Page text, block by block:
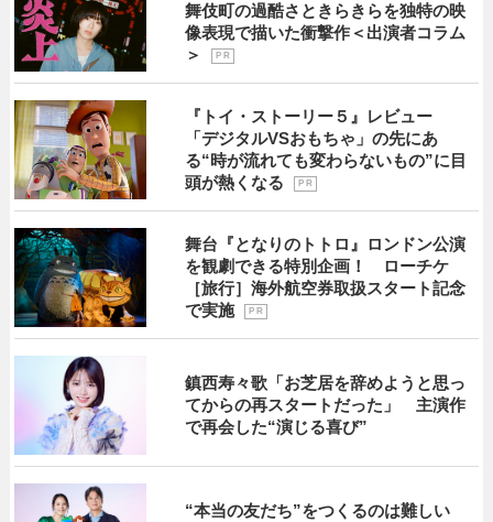
舞伎町の過酷さときらきらを独特の映
像表現で描いた衝撃作＜出演者コラム
＞
P R
『トイ・ストーリー５』レビュー
「デジタルVSおもちゃ」の先にあ
る“時が流れても変わらないもの”に目
頭が熱くなる
P R
舞台『となりのトトロ』ロンドン公演
を観劇できる特別企画！ ローチケ
［旅行］海外航空券取扱スタート記念
で実施
P R
鎮西寿々歌「お芝居を辞めようと思っ
てからの再スタートだった」 主演作
で再会した“演じる喜び”
“本当の友だち”をつくるのは難しい